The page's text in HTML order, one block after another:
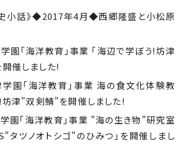
史小話》◆2017年4月◆西郷隆盛と小松原
園｢海洋教育｣事業 ｢海辺で学ぼう!坊津
催しました!
園｢海洋教育｣事業 海の食文化体験教
津"双剣鯖"を開催しました!
園｢海洋教育｣事業 "海の生き物"研究室
タツノオトシゴ"のひみつ｣を開催しまし